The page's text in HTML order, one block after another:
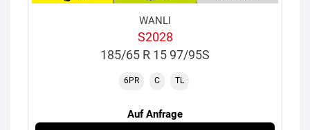
WANLI
S2028
185/65 R 15 97/95S
6PR C TL
Auf Anfrage